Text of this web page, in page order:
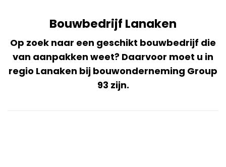
Bouwbedrijf Lanaken
Op zoek naar een geschikt bouwbedrijf die
van aanpakken weet? Daarvoor moet u in
regio Lanaken bij bouwonderneming Group
93 zijn.